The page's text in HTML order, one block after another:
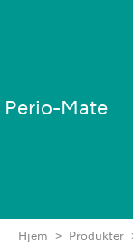
Perio-Mate
Hjem Produkter